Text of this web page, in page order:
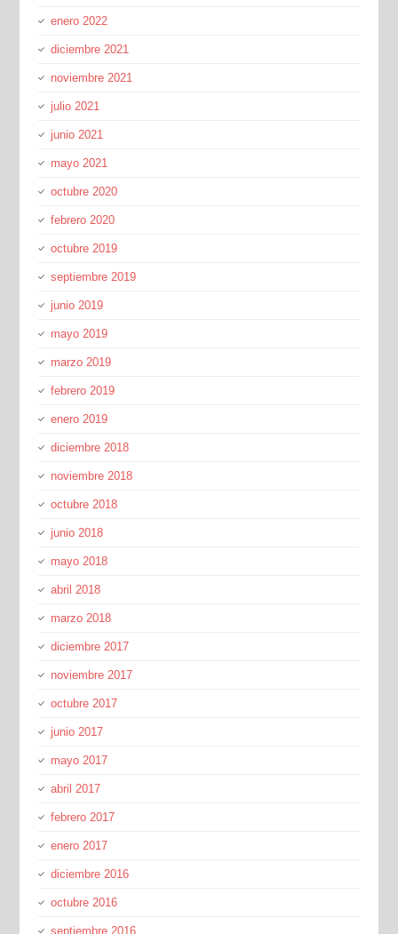
enero 2022
diciembre 2021
noviembre 2021
julio 2021
junio 2021
mayo 2021
octubre 2020
febrero 2020
octubre 2019
septiembre 2019
junio 2019
mayo 2019
marzo 2019
febrero 2019
enero 2019
diciembre 2018
noviembre 2018
octubre 2018
junio 2018
mayo 2018
abril 2018
marzo 2018
diciembre 2017
noviembre 2017
octubre 2017
junio 2017
mayo 2017
abril 2017
febrero 2017
enero 2017
diciembre 2016
octubre 2016
septiembre 2016